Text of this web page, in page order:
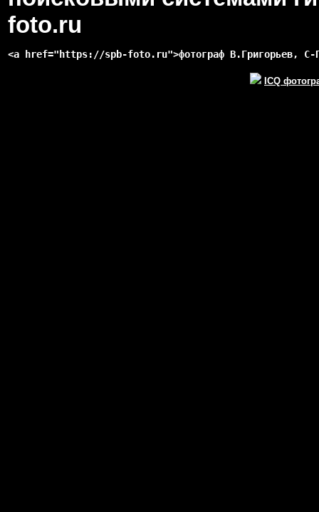
foto.ru
<a href="https://spb-foto.ru">фотограф В.Григорьев, С-
ICQ